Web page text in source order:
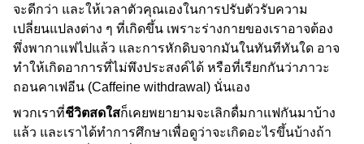
จะดีกว่า และให้เวลาตัวคุณเองในการปรับตัวรับความ
เปลี่ยนแปลงต่าง ๆ ที่เกิดขึ้น เพราะร่างกายของเราอาจต้อง
พึ่งพากาแฟไปแล้ว และการหักดิบจากมันในทันทีทันใด อาจ
ทำให้เกิดอาการที่ไม่พึงประสงค์ได้ หรือที่เรียกกันว่าภาวะ
ถอนคาเฟอีน (Caffeine withdrawal) นั่นเอง
พวกเราที่ชีวิตสดใสก็เคยพยายามจะเลิกดื่มกาแฟกันมาบ้าง
แล้ว และเราได้ทำการศึกษาเพื่อดูว่าจะเกิดอะไรขึ้นบ้างถ้า